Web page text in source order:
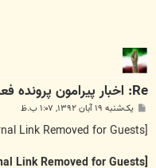
Re: اخبار پیرامون پرونده فعالیت صلح آمیز هسته ای ایران
پ
ت
یک‌شنبه ۱۹ آبان ۱۳۹۲, ۱:۰۷ ب.ظ